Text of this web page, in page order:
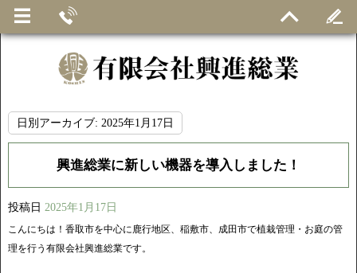
日別アーカイブ: 2025年1月17日
興進総業に新しい機器を導入しました！
投稿日 2025年1月17日
こんにちは！香取市を中心に鹿行地区、稲敷市、成田市で植栽管理・お庭の管
理を行う有限会社興進総業です。